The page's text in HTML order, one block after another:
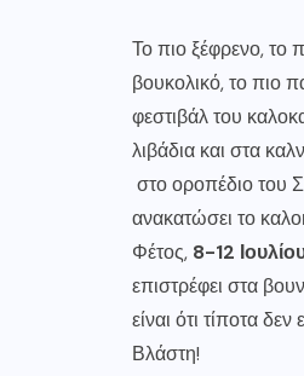
Το πιο ξέφρενο, το
βουκολικό, το πιο
φεστιβάλ του
λιβάδια και στα
στο οροπέδιο του
ανακατώσει το
Φέτος, 8-12 Ιουλίο
επιστρέφει στα
είναι ότι τίποτα
Βλάστη!